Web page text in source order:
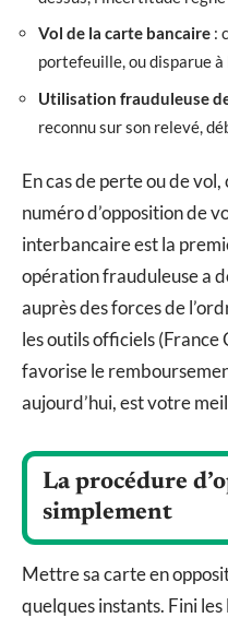
Vol de la carte bancaire :
portefeuille, ou disparue à
Utilisation frauduleuse
reconnu sur son relevé,
En cas de perte ou de
numéro d’opposition de
interbancaire est la
opération frauduleuse a
auprès des forces de
les outils officiels
favorise le
aujourd’hui, est votre
La procédure
simplement
Mettre sa carte en
quelques instants. Fini